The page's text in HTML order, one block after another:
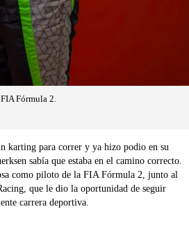
Fórmula 2.
karting para correr y ya hizo podio en su
sabía que estaba en el camino correcto.
como piloto de la FIA Fórmula 2, junto al
que le dio la oportunidad de seguir
carrera deportiva.